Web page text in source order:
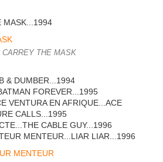
MASK...1994
CARREY THE MASK
& DUMBER...1994
FOREVER...1995
VENTURA EN AFRIQUE...ACE
CALLS...1995
CABLE GUY...1996
MENTEUR...LIAR LIAR...1996